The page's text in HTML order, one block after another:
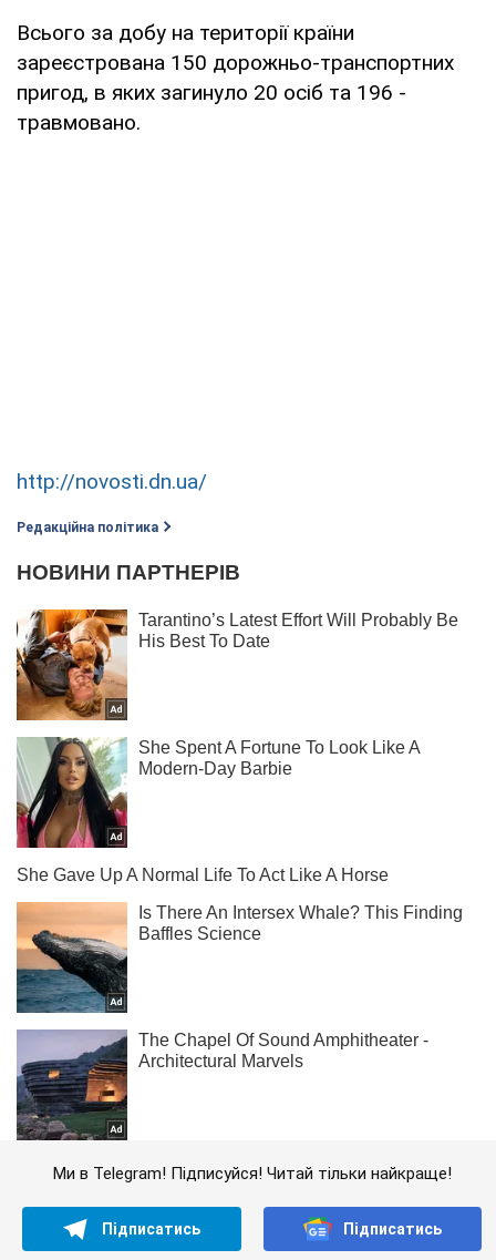
Всього за добу на території країни
зареєстрована 150 дорожньо-транспортних
пригод, в яких загинуло 20 осіб та 196 -
травмовано.
http://novosti.dn.ua/
Редакційна політика
Ми в Telegram! Підписуйся! Читай тільки найкраще!
Підписатись Підписатись